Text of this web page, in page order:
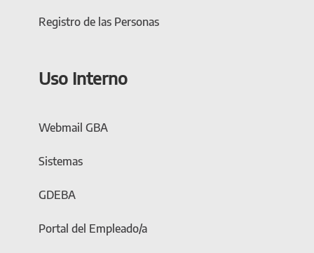
Registro de las Personas
Uso Interno
Webmail GBA
Sistemas
GDEBA
Portal del Empleado/a